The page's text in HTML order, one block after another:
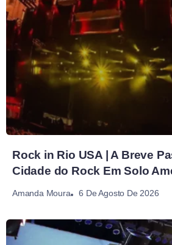
Rock in Rio USA | A Breve
Cidade do Rock Em Solo
Amanda Moura 6 De Agosto De 2026